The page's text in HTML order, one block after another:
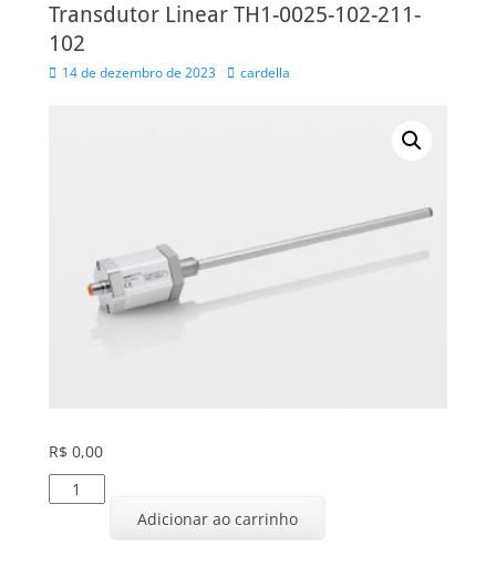
Transdutor Linear TH1-0025-102-211-
102
Posted
14 de dezembro de 2023 Autor
cardella
R$ 0,00
Transdutor
Linear
Adicionar ao carrinho